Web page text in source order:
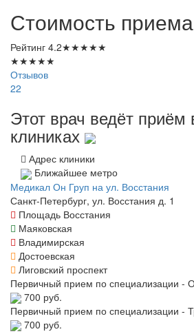
Стоимость
Рейтинг 4.2★★★★★
★★★★★
Отзывов
22
Этот врач ведёт
клиниках
Адрес клиники
Ближайшее метро
Медикал Он Груп на ул. Восстания
Санкт-Петербург, ул. Восстания д. 1
Площадь Восстания
Маяковская
Владимирская
Достоевская
Лиговский проспект
Первичный прием по специализации -
700 руб.
Первичный прием по специализации -
700 руб.